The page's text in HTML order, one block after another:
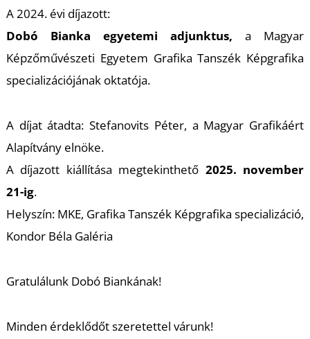
A 2024. évi díjazott:
Dobó Bianka egyetemi adjunktus,a Magyar
Képzőművészeti Egyetem Grafika Tanszék Képgrafika
specializációjának oktatója.
A díjat átadta: Stefanovits Péter, a Magyar Grafikáért
Alapítvány elnöke.
A díjazott kiállítása megtekinthető 2025. november
21-ig.
Helyszín: MKE, Grafika Tanszék Képgrafika specializáció,
Kondor Béla Galéria
Gratulálunk Dobó Biankának!
Minden érdeklődőt szeretettel várunk!